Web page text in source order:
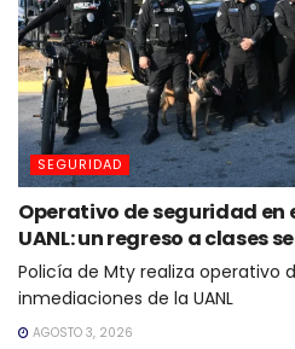
SEGURIDAD
Operativo de seguridad en
UANL: un regreso a clases
Policía de Mty realiza operativo
inmediaciones de la UANL
AGOSTO 3, 2026